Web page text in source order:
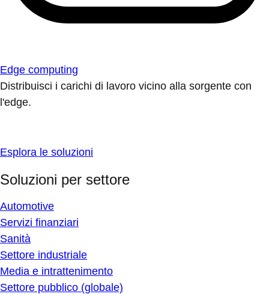
Edge computing
Distribuisci i carichi di lavoro vicino alla sorgente con
l'edge.
Esplora le soluzioni
Soluzioni per settore
Automotive
Servizi finanziari
Sanità
Settore industriale
Media e intrattenimento
Settore pubblico (globale)